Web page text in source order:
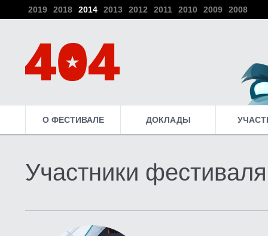
2019 2018 2014 2013 2012 2011 2010 2009 2008
О ФЕСТИВАЛЕ ДОКЛАДЫ
Участники фестиваля